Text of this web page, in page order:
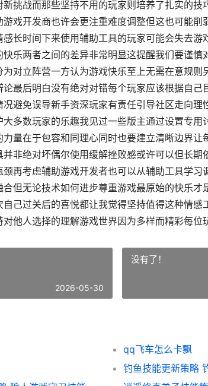
挑战而那些坚持不用的玩家则培养了扎实的
戏开发商也许会更注重难度调整但这也可能削
长时间下来使用辅助工具的玩家可能会失去
乐两者之间的差异非常明显这提醒我们要谨
对立阵营一方认为游戏快乐至上无需在意规则
最后明白没有绝对对错每个玩家应该根据自己
避免误导新手资深玩家有责任引导社区走向理
多数玩家的乐趣我见过一些版主通过设置专
量在于包容和同理心同时也要建立清晰边界
非绝对坏偶尔使用缓解挫败感或许可以但长
再考虑辅助游戏开发者也可以从辅助工具学习
但无论技术如何进步尊重游戏最原始的快乐
己过关后的喜悦都让我觉得坚持值得这种情感
他人选择的理解游戏世界因为多样而精彩每位
2026-05-30
没有了！
qq飞车怎么卡飘
钓鱼技能更新策略